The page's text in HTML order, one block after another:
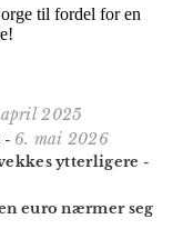
2025
- 6. mai 2026
ytterligere -
euro nærmer seg